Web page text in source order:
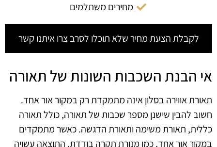
מחירים משתלמים
לקבלת הצעת מחיר שלא תוכלו לסרב צרו איתנו קשר
אי הבנת השכבות השונות של תאורה
תאורת אווירה בסלון אינה מתמקדת רק במקור אור אחד.
חשוב להבין שישנן מספר שכבות של תאורה, כולל תאורה
כללית, תאורת משימה ותאורת הדגשה. כאשר מתמקדים
במקור אור אחד, כמו מנורת תקרה בודדת, התוצאה עשויה